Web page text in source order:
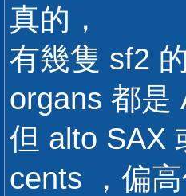
真的，
有幾隻 sf2
organs 都是
但 alto SAX
cents ，偏